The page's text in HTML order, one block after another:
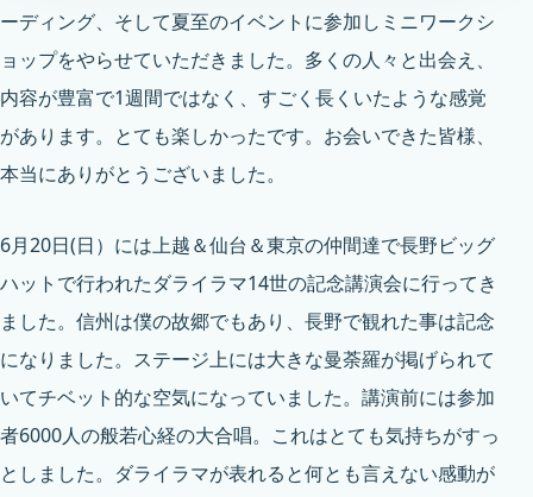
ーディング、そして夏至のイベントに参加しミニワークシ
ョップをやらせていただきました。多くの人々と出会え、
内容が豊富で1週間ではなく、すごく長くいたような感覚
があります。とても楽しかったです。お会いできた皆様、
本当にありがとうございました。
6月20日(日）には上越＆仙台＆東京の仲間達で長野ビッグ
ハットで行われたダライラマ14世の記念講演会に行ってき
ました。信州は僕の故郷でもあり、長野で観れた事は記念
になりました。ステージ上には大きな曼荼羅が掲げられて
いてチベット的な空気になっていました。講演前には参加
者6000人の般若心経の大合唱。これはとても気持ちがすっ
としました。ダライラマが表れると何とも言えない感動が